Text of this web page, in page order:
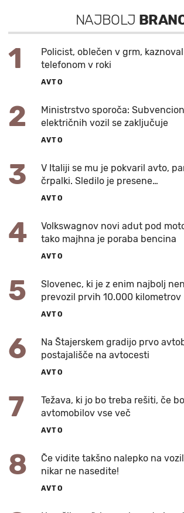
NAJBOLJ
1
Policist, oblečen v grm,
telefonom v roki
AVTO
2
Ministrstvo sporoča:
električnih vozil se zaključuje
AVTO
3
V Italiji se mu je pokvaril avto,
črpalki. Sledilo je presene…
AVTO
4
Volkswagnov novi adut pod
tako majhna je poraba bencina
AVTO
5
Slovenec, ki je z enim najbolj
prevozil prvih 10.000 kilometrov
AVTO
6
Na Štajerskem gradijo prvo
postajališče na avtocesti
AVTO
7
Težava, ki jo bo treba rešiti, če
avtomobilov vse več
AVTO
8
Če vidite takšno nalepko na
nikar ne nasedite!
AVTO